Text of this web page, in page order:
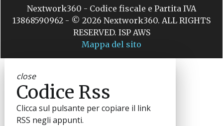
Nextwork360 - Codice fiscale e Partita IVA
13868590962 - © 2026 Nextwork360. ALL RIGHTS
RESERVED. ISP AWS
Mappa del sito
close
Codice Rss
Clicca sul pulsante per copiare il link
RSS negli appunti.